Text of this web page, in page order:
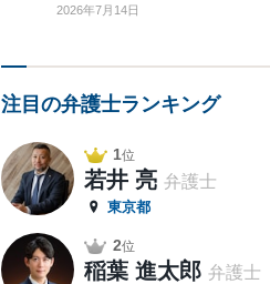
2026年7月14日
注目の弁護士ランキング
1位
若井 亮 弁護士
東京都
2位
稲葉 進太郎 弁護士